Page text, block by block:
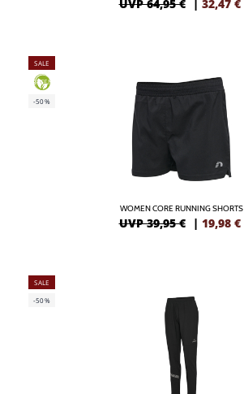
UVP 64,95 € 32,47 €
SALE
GREEN
-50%
WOMEN CORE RUNNING SHORTS
UVP 39,95 € | 19,98 €
SALE
-50%